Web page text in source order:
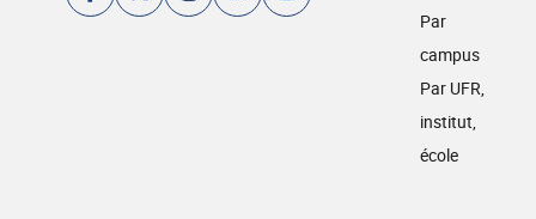
Par
campus
Par UFR,
institut,
école